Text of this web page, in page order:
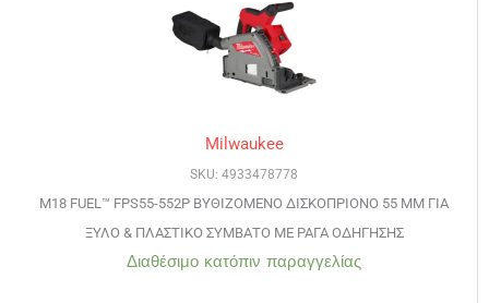
Milwaukee
SKU: 4933478778
M18 FUEL™ FPS55-552P ΒΥΘΙΖΟΜΕΝΟ ΔΙΣΚΟΠΡΙΟΝΟ 55 ΜΜ ΓΙΑ
ΞΥΛΟ & ΠΛΑΣΤΙΚΟ ΣΥΜΒΑΤΟ ΜΕ ΡΑΓΑ ΟΔΗΓΗΣΗΣ
Διαθέσιμο κατόπιν παραγγελίας